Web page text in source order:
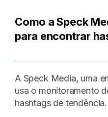
Como a Speck
para encontrar
A Speck Media, uma
usa o monitoramento
hashtags de tendência.